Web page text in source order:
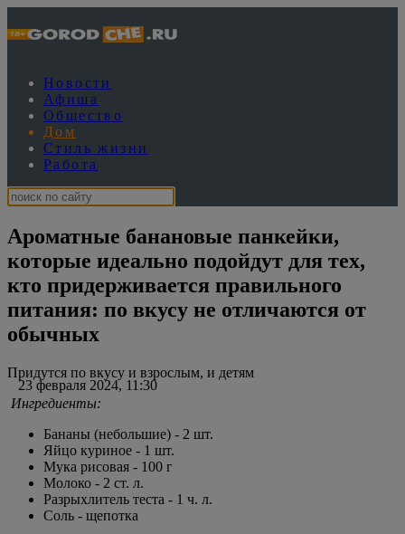
Новости
Афиша
Общество
Дом
Стиль жизни
Работа
Ароматные банановые панкейки,
которые идеально подойдут для тех,
кто придерживается правильного
питания: по вкусу не отличаются от
обычных
23 февраля 2024, 11:30
Придутся по вкусу и взрослым, и детям
Ингредиенты:
Бананы (небольшие) - 2 шт.
Яйцо куриное - 1 шт.
Мука рисовая - 100 г
Молоко - 2 ст. л.
Разрыхлитель теста - 1 ч. л.
Соль - щепотка